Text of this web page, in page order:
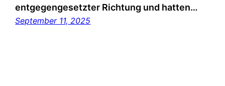
entgegengesetzter Richtung und hatten…
September 11, 2025